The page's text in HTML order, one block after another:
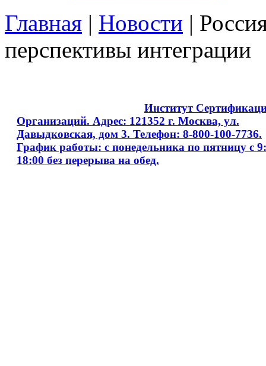
Главная | Новости |
перспективы интеграции
Институт
Организаций. Адрес: 121352 г. Москва, ул.
Давыдковская, дом 3. Телефон: 8-800-100-7736.
График работы: с понедельника по пятницу с
18:00 без перерыва на обед.